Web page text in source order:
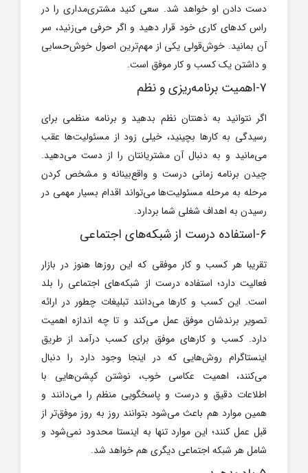
دست دادن او خواهد شد. سعی کنید مشتری‌مداری را در
راس کدهای کاری خود قرار دهید و اگر حرفی می‌زنید، سر
آن بمانید. خوش‌قولی یکی از مهم‌ترین اصول خوش‌حسابی
و داشتن یک کسب و کار موفق است.
۷-اهمیت برنامه‌ریزی و نظم
اگر نتوانید به ذهنتان نظم بدهید و برنامه منظمی برای
رسیدگی به کارها بچینید، خیلی زود از مسئولیت‌ها عقب
می‌مانید و به دنبال آن مشتریانتان را از دست می‌دهید.
چیدن برنامه زمانی درست و واقع‌بینانه و مشخص کردن
مرحله به مرحله مسئولیت‌ها می‌تواند اقدام بسیار مهمی در
رسیدن به اهداف شغلی شما بردارد.
۶-استفاده درست از شبکه‌های اجتماعی
تقریبا هر کسب و کار موفقی که این روزها هنوز در بازار
فعالیت دارد؛ استفاده درست از شبکه‌های اجتماعی را بلد
است. این کسب و کارها می‌دانند تبلیغات چطور در ارائه
تصویر برندشان موفق عمل می‌کند و تا چه اندازه اهمیت
دارد. کسب و کارهای موفق برای کسب درآمد از طریق
اینستاگرام روش‌هایی که در اینجا وجود دارد را دنبال
می‌کنند، اهمیت عکاسی خوب، نوشتن کپشن‌هایی با
اطلاعات دقیق و درست و پاسخگویی منظم را می‌دانند و
همین موارد هم باعث می‌شود بتوانند روز به روز موفق‌تر از
قبل عمل کنند؛ این موارد تنها به اینستا محدود نمی‌شود و
شامل هر شبکه اجتماعی دیگری هم خواهد شد.